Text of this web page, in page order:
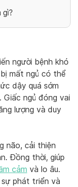
gì?
người bệnh khó
mất ngủ có thể
dậy quá sớm
ngủ đóng vai
lượng và duy
não, cải thiện
Đồng thời, giúp
cảm và lo âu.
sự phát triển và